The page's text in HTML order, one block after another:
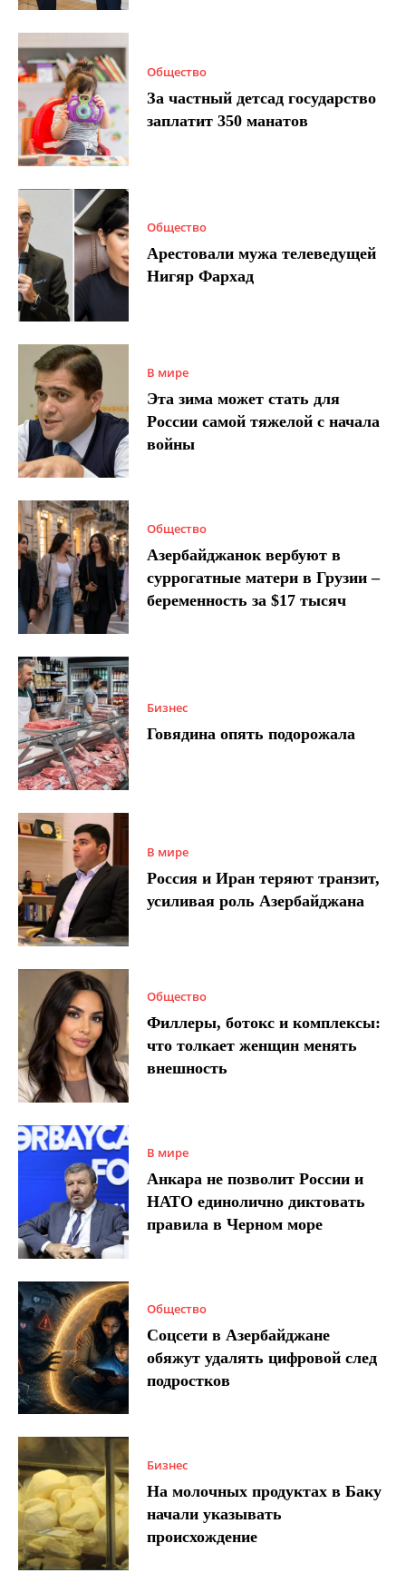
Общество
За частный детсад государство
заплатит 350 манатов
Общество
Арестовали мужа телеведущей
Нигяр Фархад
В мире
Эта зима может стать для
России самой тяжелой с начала
войны
Общество
Азербайджанок вербуют в
суррогатные матери в Грузии –
беременность за $17 тысяч
Бизнес
Говядина опять подорожала
В мире
Россия и Иран теряют транзит,
усиливая роль Азербайджана
Общество
Филлеры, ботокс и комплексы:
что толкает женщин менять
внешность
В мире
Анкара не позволит России и
НАТО единолично диктовать
правила в Черном море
Общество
Соцсети в Азербайджане
обяжут удалять цифровой след
подростков
Бизнес
На молочных продуктах в Баку
начали указывать
происхождение